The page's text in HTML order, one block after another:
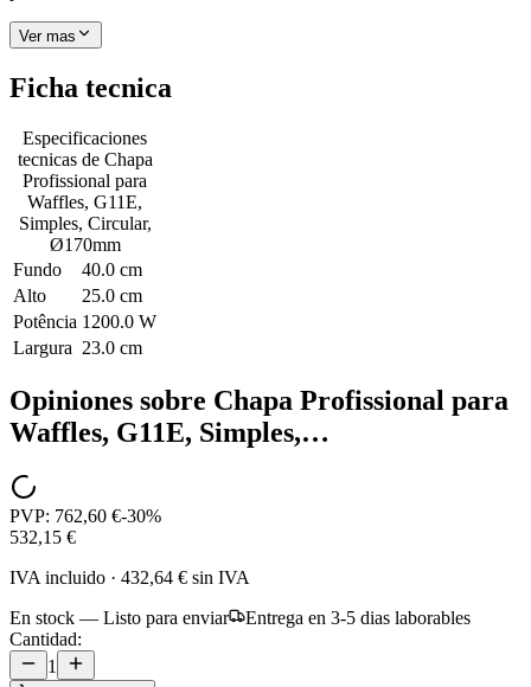
Ver mas
Ficha tecnica
Especificaciones
tecnicas de Chapa
Profissional para
Waffles, G11E,
Simples, Circular,
Ø170mm
Fundo
40.0 cm
Alto
25.0 cm
Potência 1200.0 W
Largura 23.0 cm
Opiniones sobre Chapa Profissional para
Waffles, G11E, Simples,…
PVP: 762,60 €-30%
532,15 €
IVA incluido · 432,64 € sin IVA
En stock — Listo para enviar
Entrega en 3-5 dias laborables
Cantidad:
1